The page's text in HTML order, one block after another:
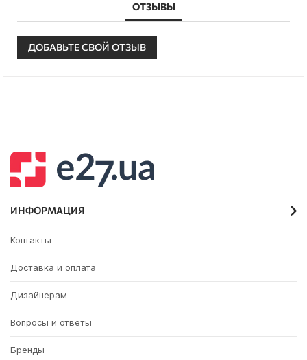
ОТЗЫВЫ
ДОБАВЬТЕ СВОЙ ОТЗЫВ
ИНФОРМАЦИЯ
Контакты
Доставка и оплата
Дизайнерам
Вопросы и ответы
Бренды